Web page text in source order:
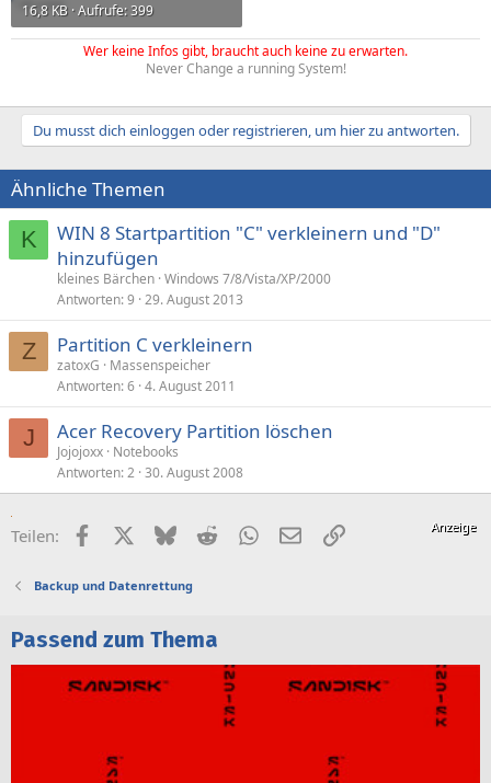
16,8 KB · Aufrufe: 399
Wer keine Infos gibt, braucht auch keine zu erwarten.
Never Change a running System!
Du musst dich einloggen oder registrieren, um hier zu antworten.
Ähnliche Themen
K
WIN 8 Startpartition "C" verkleinern und "D"
hinzufügen
kleines Bärchen Windows 7/8/Vista/XP/2000
Antworten 9 29. August 2013
Z Partition C verkleinern
zatoxG
Massenspeicher
Antworten 6 4. August 2011
J Acer Recovery Partition löschen
Jojojoxx Notebooks
Antworten 2 30. August 2008
Teilen: FacebookX (Twitter)
BlueskyRedditWhatsApp
E-MailLink
Backup und Datenrettung
Passend zum Thema